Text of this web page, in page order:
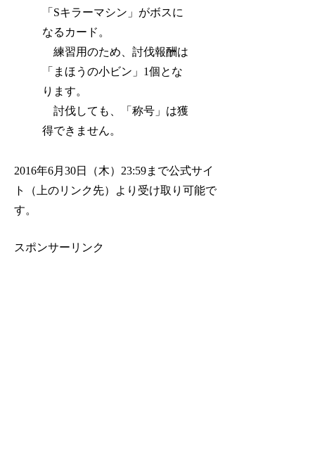
「Sキラーマシン」がボスに
なるカード。
練習用のため、討伐報酬は
「まほうの小ビン」1個とな
ります。
討伐しても、「称号」は獲
得できません。
2016年6月30日（木）23:59まで公式サイ
ト（上のリンク先）より受け取り可能で
す。
スポンサーリンク